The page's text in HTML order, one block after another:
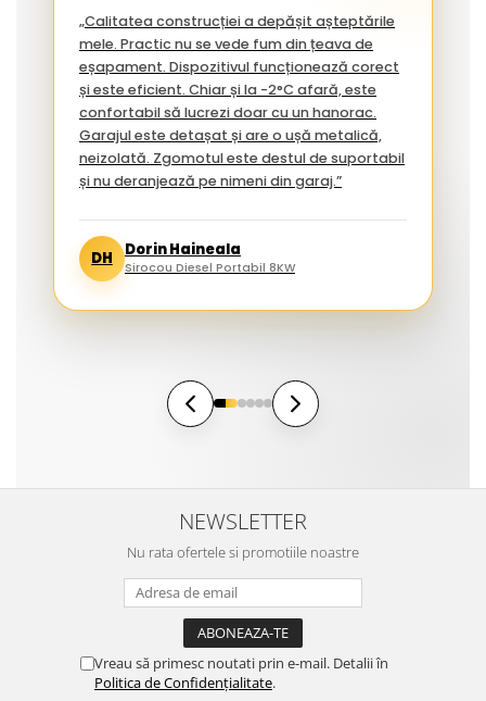
„Calitatea construcției a depășit așteptările
mele. Practic nu se vede fum din țeava de
eșapament. Dispozitivul funcționează corect
și este eficient. Chiar și la -2°C afară, este
confortabil să lucrezi doar cu un hanorac.
Garajul este detașat și are o ușă metalică,
neizolată. Zgomotul este destul de suportabil
și nu deranjează pe nimeni din garaj.”
DH Dorin Haineala
Sirocou Diesel Portabil 8KW
NEWSLETTER
Nu rata ofertele si promotiile noastre
Vreau să primesc noutati prin e-mail. Detalii în
Politica de Confidențialitate.